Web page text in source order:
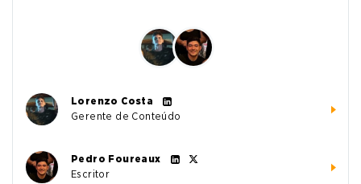
Lorenzo Costa
Gerente de Conteúdo
Pedro Foureaux
Escritor